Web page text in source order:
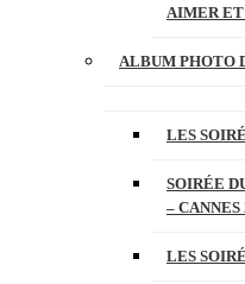
AIMER
ALBUM PHOTO
LES
SOIRÉE
– CANNES
LES